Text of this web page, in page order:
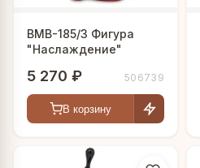
BMB-185/3 Фигура
"Наслаждение"
5 270 ₽ 506739
В корзину